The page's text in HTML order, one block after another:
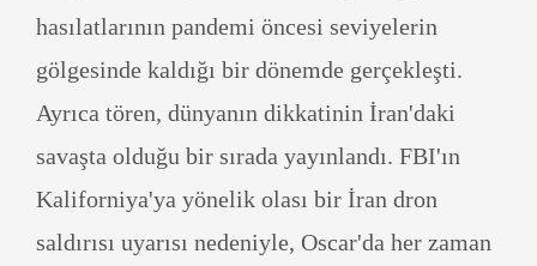
hasılatlarının pandemi öncesi seviyelerin
gölgesinde kaldığı bir dönemde gerçekleşti.
Ayrıca tören, dünyanın dikkatinin İran'daki
savaşta olduğu bir sırada yayınlandı. FBI'ın
Kaliforniya'ya yönelik olası bir İran dron
saldırısı uyarısı nedeniyle, Oscar'da her zaman